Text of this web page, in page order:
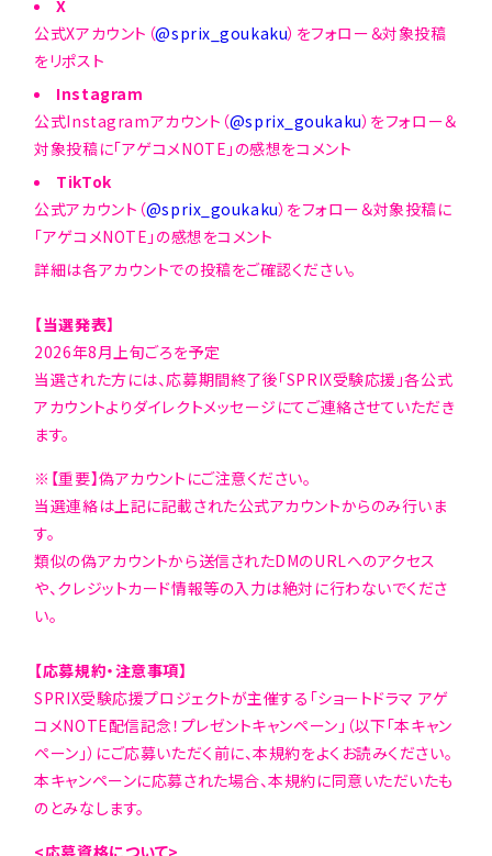
X
公式Xアカウント（@sprix_goukaku）をフォロー＆対象投稿
をリポスト
Instagram
公式Instagramアカウント（@sprix_goukaku）をフォロー＆
対象投稿に「アゲコメNOTE」の感想をコメント
TikTok
公式アカウント（@sprix_goukaku）をフォロー＆対象投稿に
「アゲコメNOTE」の感想をコメント
詳細は各アカウントでの投稿をご確認ください。
【当選発表】
2026年8月上旬ごろを予定
当選された方には、応募期間終了後「SPRIX受験応援」各公式
アカウントよりダイレクトメッセージにてご連絡させていただき
ます。
※ 【重要】偽アカウントにご注意ください。
当選連絡は上記に記載された公式アカウントからのみ行いま
す。
類似の偽アカウントから送信されたDMのURLへのアクセス
や、クレジットカード情報等の入力は絶対に行わないでくださ
い。
【応募規約・注意事項】
SPRIX受験応援プロジェクトが主催する「ショートドラマ アゲ
コメNOTE配信記念！プレゼントキャンペーン」（以下「本キャン
ペーン」）にご応募いただく前に、本規約をよくお読みください。
本キャンペーンに応募された場合、本規約に同意いただいたも
のとみなします。
<応募資格について>